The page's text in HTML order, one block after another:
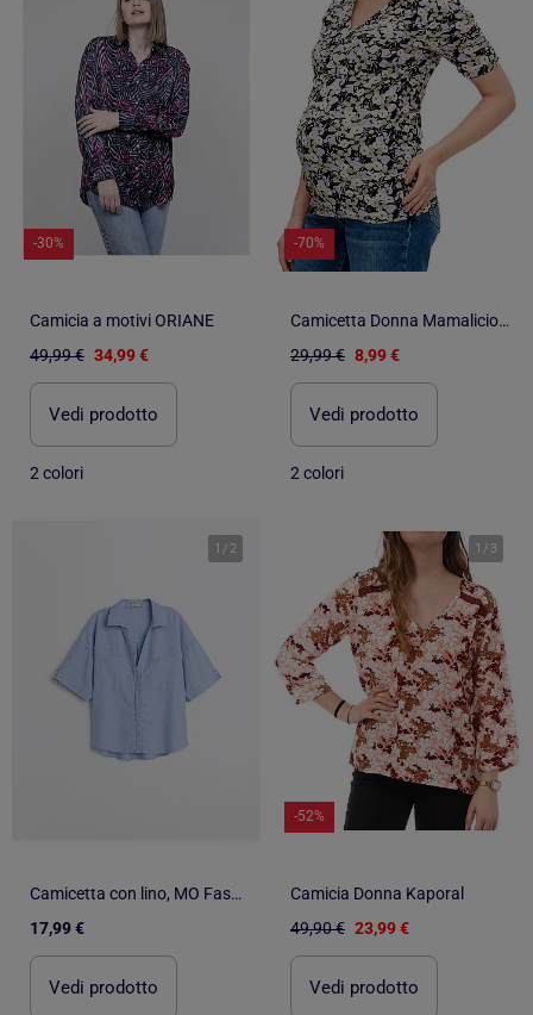
-30%
Camicia a motivi ORIANE
49,99 € 34,99 €
Vedi prodotto
2 colori
-70%
Camicetta Donna Mamalicious
29,99 € 8,99 €
Vedi prodotto
2 colori
1 / 2
Camicetta con lino, MO Fashion
17,99 €
Vedi prodotto
1 / 3
-52%
Camicia Donna Kaporal
49,90 € 23,99 €
Vedi prodotto